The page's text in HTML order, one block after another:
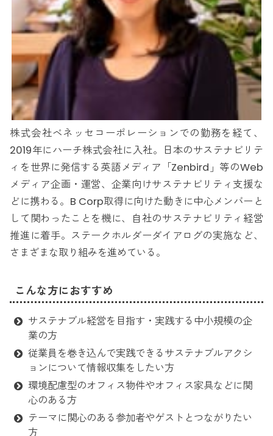
株式会社ベネッセコーポレーションでの勤務を経て、
2019年にハーチ株式会社に入社。日本のサステナビリテ
ィを世界に発信する英語メディア「Zenbird」等のWeb
メディア企画・運営、企業向けサステナビリティ支援な
どに携わる。B Corp取得に向けた動きに中心メンバーと
して関わったことを機に、自社のサステナビリティ経営
推進に着手。ステークホルダーダイアログの実施など、
さまざまな取り組みを進めている。
こんな方におすすめ
サステナブル経営を目指す・実践する中小規模の企
業の方
従業員を巻き込んで実践できるサステナブルアクシ
ョンについて情報収集をしたい方
環境配慮型のオフィス物件やオフィス家具などに関
心のある方
テーマに関心のある参加者やゲストとつながりたい
方